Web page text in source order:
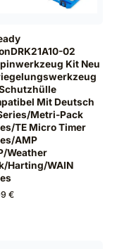
02
Kit Neu
Mit Deutsch
Metri-Pack
TE Micro Timer
AMP
Weather
Harting/WAIN
€